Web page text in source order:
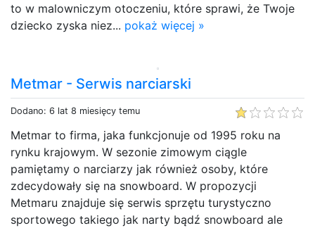
to w malowniczym otoczeniu, które sprawi, że Twoje
dziecko zyska niez... pokaż więcej »
Metmar - Serwis narciarski
Dodano: 6 lat 8 miesięcy temu
Metmar to firma, jaka funkcjonuje od 1995 roku na
rynku krajowym. W sezonie zimowym ciągle
pamiętamy o narciarzy jak również osoby, które
zdecydowały się na snowboard. W propozycji
Metmaru znajduje się serwis sprzętu turystyczno
sportowego takiego jak narty bądź snowboard ale